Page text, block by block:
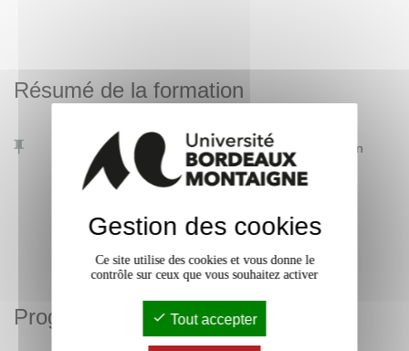
Résumé de la formation
Bordeaux et agglomération
Programme
Gestion des cookies
Ce site utilise des cookies et vous donne le
contrôle sur ceux que vous souhaitez activer
Tout accepter